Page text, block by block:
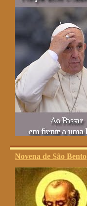
Novena de São Bento